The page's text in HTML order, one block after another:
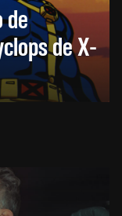
de
de X-